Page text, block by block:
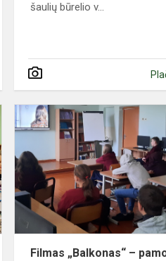
šaulių būrelio v...
Sveiko
maisto
lėkštė
Filmas „Balkonas“ –